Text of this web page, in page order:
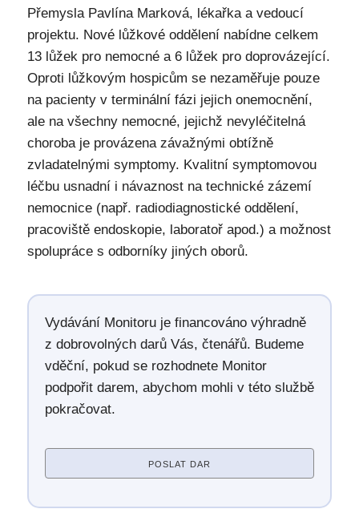
Přemysla Pavlína Marková, lékařka a vedoucí
projektu. Nové lůžkové oddělení nabídne celkem
13 lůžek pro nemocné a 6 lůžek pro doprovázející.
Oproti lůžkovým hospicům se nezaměřuje pouze
na pacienty v terminální fázi jejich onemocnění,
ale na všechny nemocné, jejichž nevyléčitelná
choroba je provázena závažnými obtížně
zvladatelnými symptomy. Kvalitní symptomovou
léčbu usnadní i návaznost na technické zázemí
nemocnice (např. radiodiagnostické oddělení,
pracoviště endoskopie, laboratoř apod.) a možnost
spolupráce s odborníky jiných oborů.
Vydávání Monitoru je financováno výhradně
z dobrovolných darů Vás, čtenářů. Budeme
vděční, pokud se rozhodnete Monitor
podpořit darem, abychom mohli v této službě
pokračovat.
POSLAT DAR